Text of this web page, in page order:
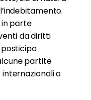
parte
da diritti
partite
a